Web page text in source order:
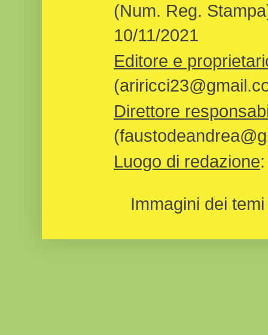
(Num. Reg.
10/11/2021
Editore e
Direttore
Luogo di redazione
Immagini dei